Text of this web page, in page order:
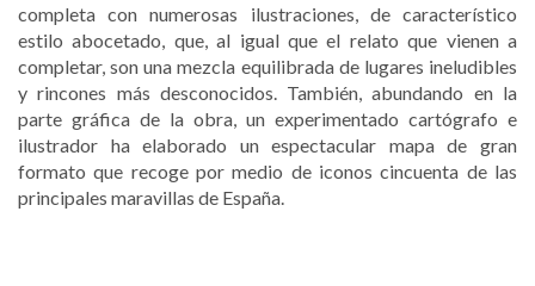
completa con numerosas ilustraciones, de característico
estilo abocetado, que, al igual que el relato que vienen a
completar, son una mezcla equilibrada de lugares ineludibles
y rincones más desconocidos. También, abundando en la
parte gráfica de la obra, un experimentado cartógrafo e
ilustrador ha elaborado un espectacular mapa de gran
formato que recoge por medio de iconos cincuenta de las
principales maravillas de España.